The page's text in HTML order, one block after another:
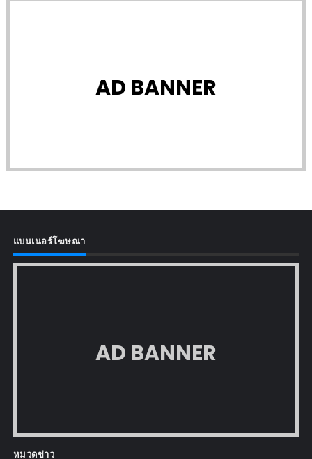
AD BANNER
แบนเนอร์โฆษณา
AD BANNER
หมวดข่าว